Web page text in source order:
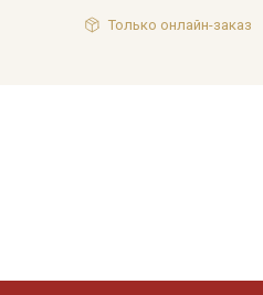
Только онлайн-заказ